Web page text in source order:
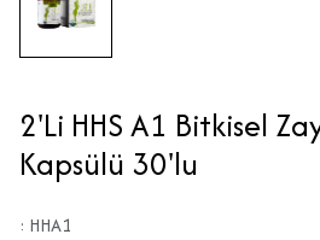
2'Li HHS A1 Bitkisel
Kapsülü 30'lu
: HHA1